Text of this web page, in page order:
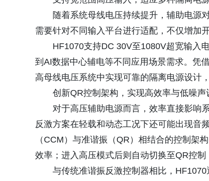
随着系统母线电压持续提升，辅助电源
需要针对不同输入平台进行适配，不仅增加
HF1070支持DC 30V至1080V超宽输入
到AI数据中心辅电等不同应用场景需求。凭
高母线电压系统中实现可靠的隔离电源设计
创新QR控制架构，实现高效率与低噪声
对于高压辅助电源而言，效率直接影响
反激方案在轻载和动态工况下还可能出现音
（CCM）与准谐振（QR）相结合的控制架
效率；进入高压模式后则自动切换至QR控
与传统准谐振反激控制器相比，